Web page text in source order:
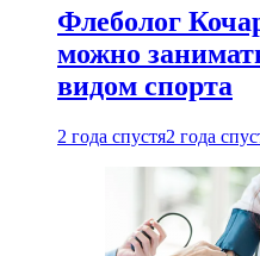
Флеболог
можно
видом спорта
2 года спустя2 года